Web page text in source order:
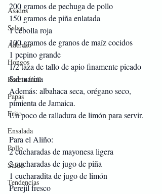
Asados
Salsa
Aderezo
Hongos
Receta fácil
Papas
Frito
Ensalada
Pollo
Salud
Tendencias
200 gramos de pechuga de pollo
150 gramos de piña enlatada
1 cebolla roja
100 gramos de granos de maíz cocidos
1 pepino grande
1/2 taza de tallo de apio finamente picado
Sal marina
Además: albahaca seca, orégano seco,
pimienta de Jamaica.
Un poco de ralladura de limón para servir.
Para el Aliño:
2 cucharadas de mayonesa ligera
2 cucharadas de jugo de piña
1 cucharadita de jugo de limón
Perejil fresco